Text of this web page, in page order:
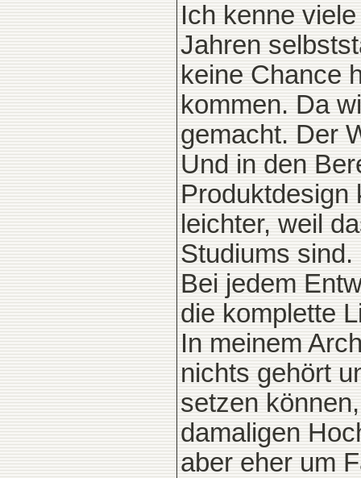
Ich kenne
Jahren
keine Chance
kommen. Da
gemacht. Der
Und in den
Produktdesign
leichter, weil
Studiums sind.
Bei jedem
die komplette
In meinem
nichts gehört
setzen
damaligen
aber eher um